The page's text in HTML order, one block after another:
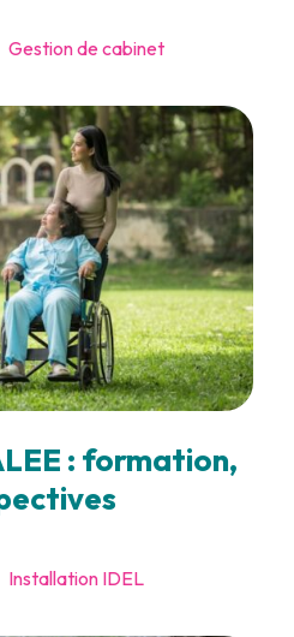
Gestion de cabinet
: formation,
Installation IDEL